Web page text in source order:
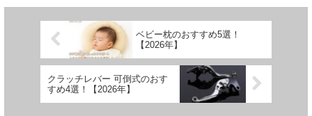
ベビー枕のおすすめ5選！
【2026年】
クラッチレバー 可倒式のおす
すめ4選！【2026年】